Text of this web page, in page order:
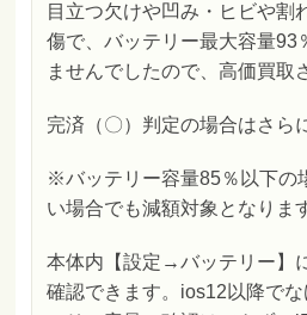
目立つ欠けや凹み・ヒビや割
傷で、バッテリー最大容量93
ませんでしたので、高価買取
完済（〇）判定の場合はさら
※バッテリー容量85％以下の
い場合でも減額対象となりま
本体内【設定→バッテリー】
確認できます。ios12以降で